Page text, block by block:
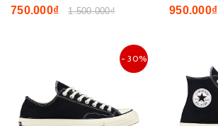
750.000₫ 1.500.000₫ 950.000₫
- 30%